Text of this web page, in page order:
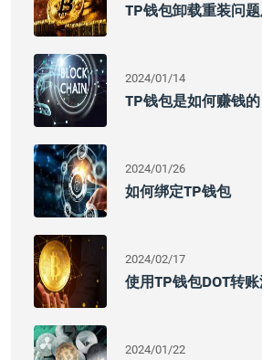
TP钱包卸载重装问
2024/01/14
TP钱包是如何赚钱的
2024/01/26
如何绑定TP钱包
2024/02/17
使用TP钱包DOT转
2024/01/22